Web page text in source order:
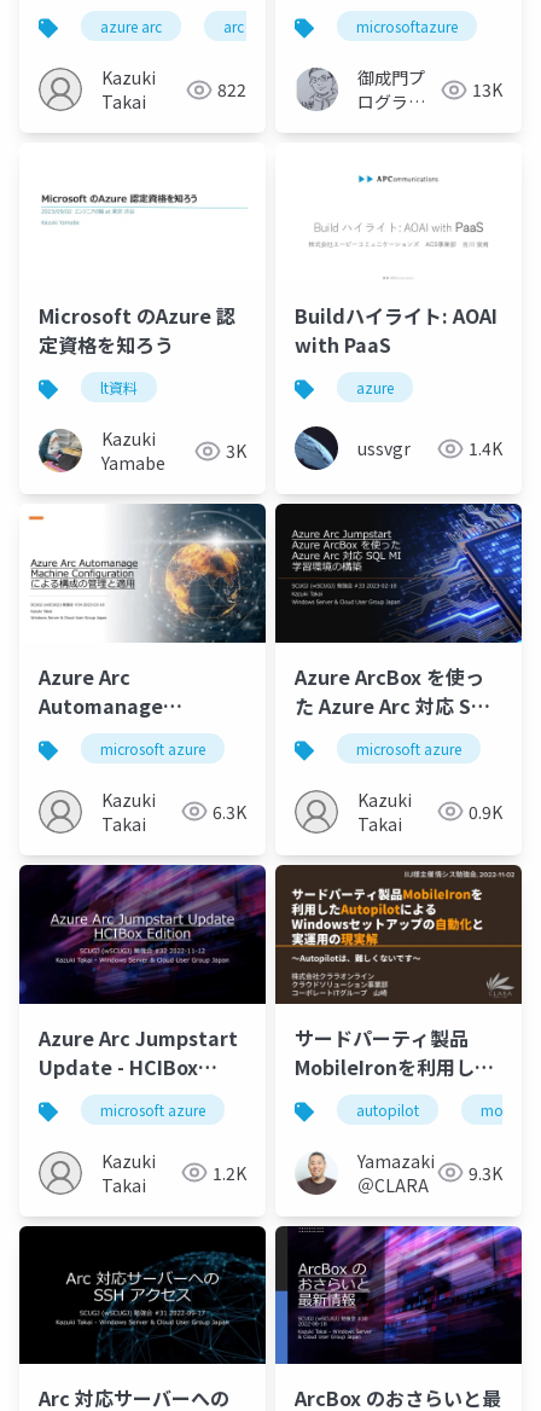
azure arc arc enabled infrastructures extended
Kazuki
Takai
822
microsoftazure
御成門プ
ログラマ
Suzuki)
13K
Microsoft のAzure 認
定資格を知ろう
lt資料
Kazuki
Yamabe
3K
Buildハイライト: AOAI
with PaaS
azure
ussvgr 1.4K
Azure Arc
Automanage
Machine
Configuration による
構成の管理と適用
microsoft azure azure arc arc enabled
Kazuki
Takai
6.3K
Azure ArcBox を使っ
た Azure Arc 対応 SQL
MI 学習環境の構築
microsoft azure
Kazuki
Takai
0.9K
Azure Arc Jumpstart
Update - HCIBox
Editionmicrosoft azure azure arc arcbox
Kazuki
Takai
1.2K
サードパーティ製品
MobileIronを利用した
Autopilotによる
Windowsセットアップ
の自動化と実運用の現
実解
autopilot
Yamazaki
＠CLARA
9.3K
Arc 対応サーバーへの ArcBox のおさらいと最